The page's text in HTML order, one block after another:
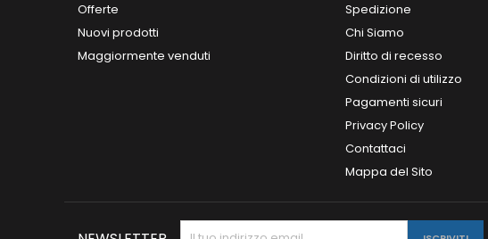
Offerte
Nuovi prodotti
Maggiormente venduti
Spedizione
Chi Siamo
Diritto di recesso
Condizioni di utilizzo
Pagamenti sicuri
Privacy Policy
Contattaci
Mappa del Sito